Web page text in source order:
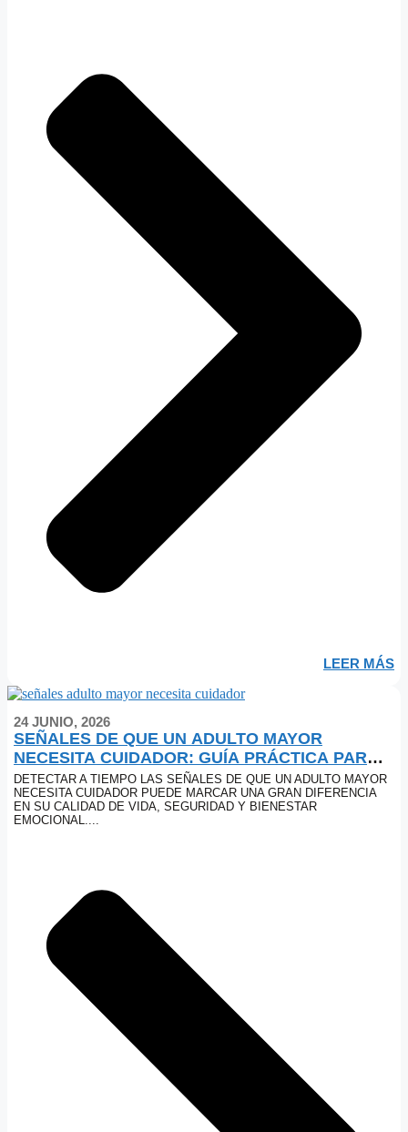
LEER MÁS
24 JUNIO, 2026
SEÑALES DE QUE UN ADULTO MAYOR
NECESITA CUIDADOR: GUÍA PRÁCTICA PARA
FAMILIAS
DETECTAR A TIEMPO LAS SEÑALES DE QUE UN ADULTO MAYOR
NECESITA CUIDADOR PUEDE MARCAR UNA GRAN DIFERENCIA
EN SU CALIDAD DE VIDA, SEGURIDAD Y BIENESTAR
EMOCIONAL....